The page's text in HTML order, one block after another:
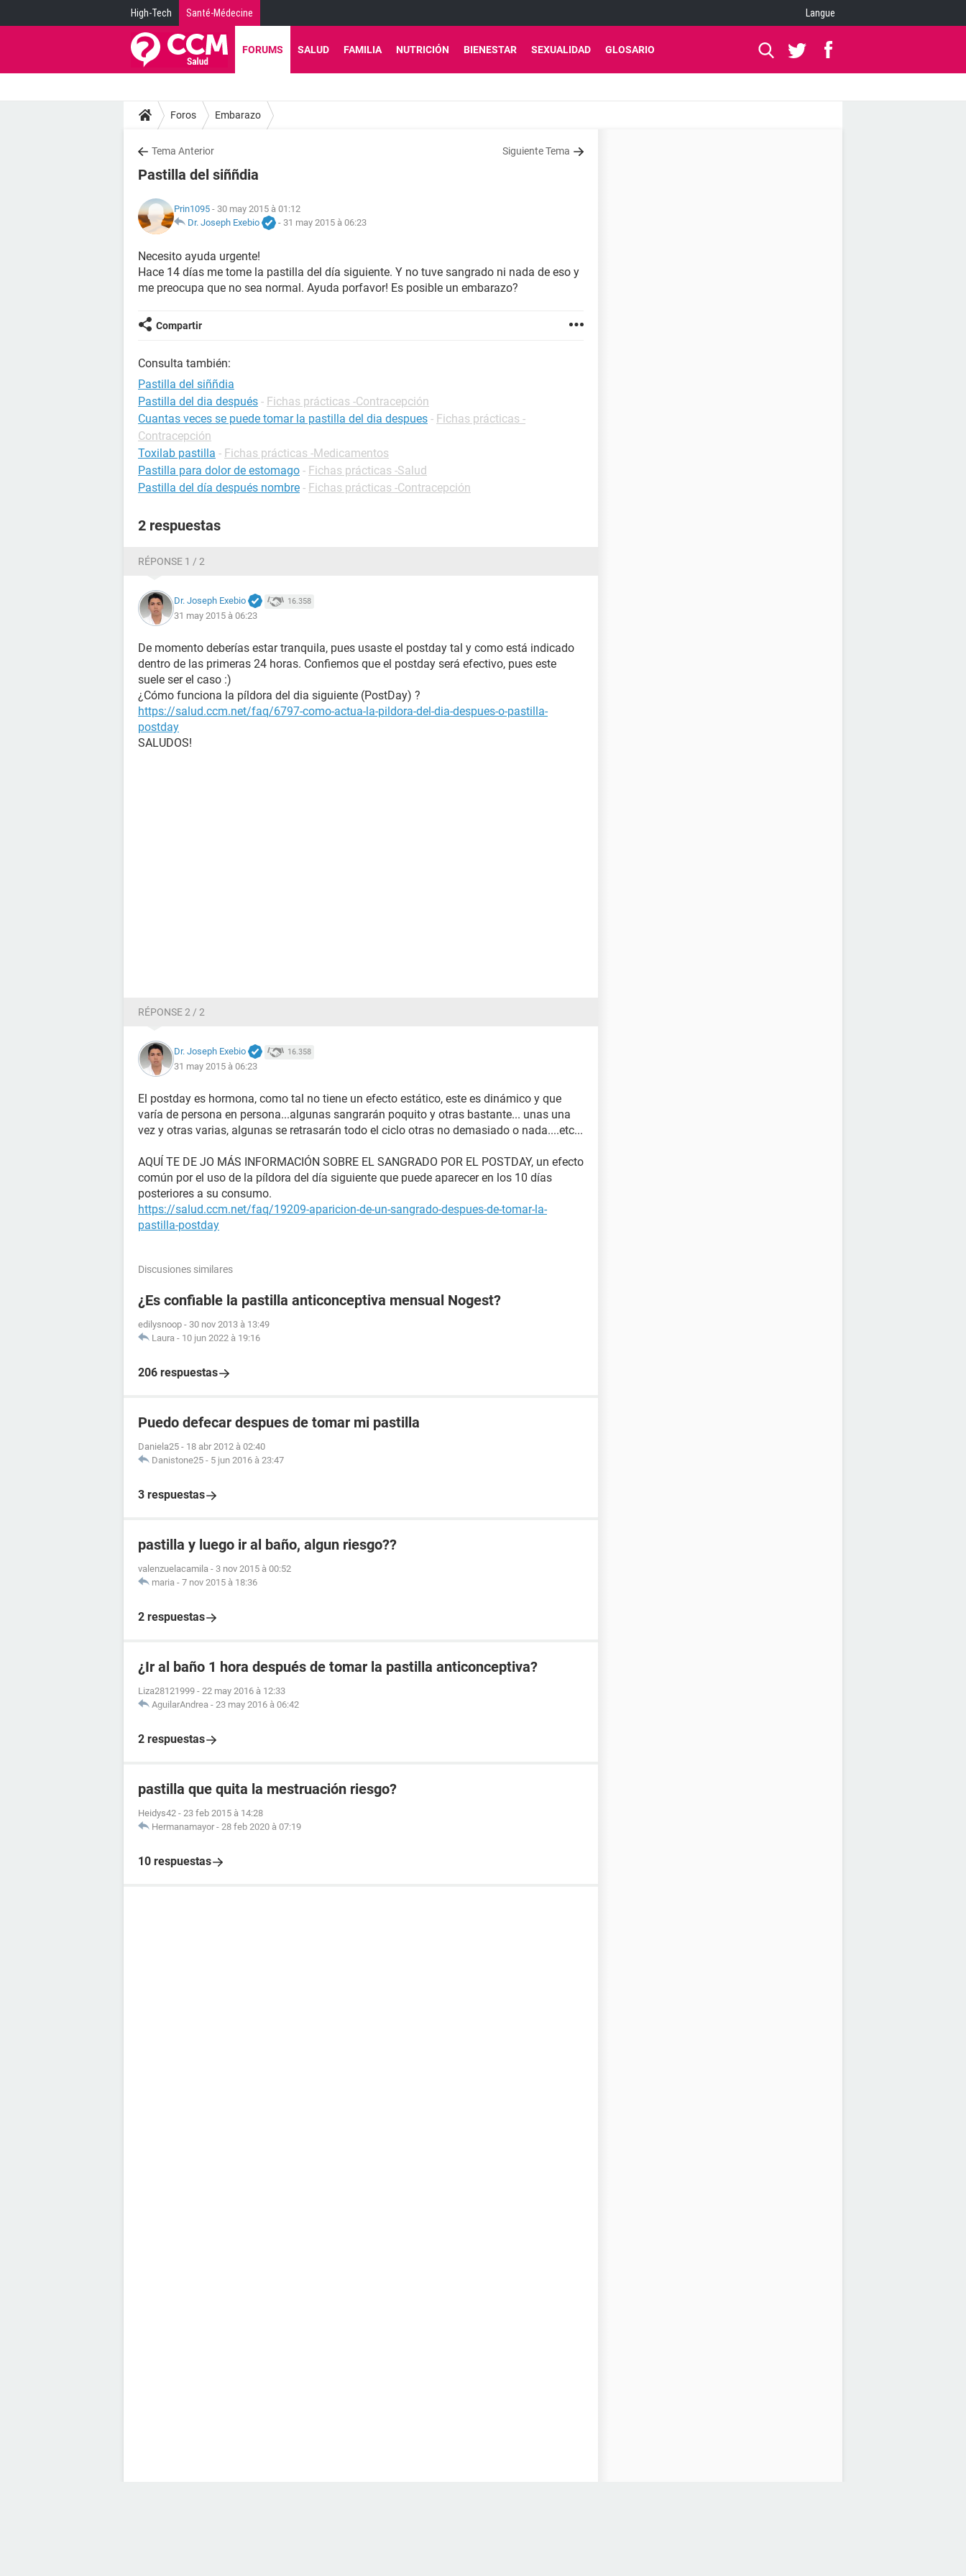
High-Tech Santé-Médecine Langue
FORUMS SALUD FAMILIA NUTRICIÓN BIENESTAR SEXUALIDAD GLOSARIO
Foros Embarazo
Tema Anterior Siguiente Tema
Pastilla del siññdia
Prin1095 - 30 may 2015 à 01:12
Dr. Joseph Exebio
- 31 may 2015 à 06:23
Necesito ayuda urgente!
Hace 14 días me tome la pastilla del día siguiente. Y no tuve sangrado ni nada de eso y
me preocupa que no sea normal. Ayuda porfavor! Es posible un embarazo?
Compartir
Consulta también:
Pastilla del siññdia
Pastilla del dia después - Fichas prácticas -Contracepción
Cuantas veces se puede tomar la pastilla del dia despues - Fichas prácticas -
Contracepción
Toxilab pastilla - Fichas prácticas -Medicamentos
Pastilla para dolor de estomago - Fichas prácticas -Salud
Pastilla del día después nombre - Fichas prácticas -Contracepción
2 respuestas
RÉPONSE 1 / 2
Dr. Joseph Exebio 16.358
31 may 2015 à 06:23
De momento deberías estar tranquila, pues usaste el postday tal y como está indicado
dentro de las primeras 24 horas. Confiemos que el postday será efectivo, pues este
suele ser el caso :)
¿Cómo funciona la píldora del dia siguiente (PostDay) ?
https://salud.ccm.net/faq/6797-como-actua-la-pildora-del-dia-despues-o-pastilla-
postday
SALUDOS!
RÉPONSE 2 / 2
Dr. Joseph Exebio 16.358
31 may 2015 à 06:23
El postday es hormona, como tal no tiene un efecto estático, este es dinámico y que
varía de persona en persona...algunas sangrarán poquito y otras bastante... unas una
vez y otras varias, algunas se retrasarán todo el ciclo otras no demasiado o nada....etc...
AQUÍ TE DE JO MÁS INFORMACIÓN SOBRE EL SANGRADO POR EL POSTDAY, un efecto
común por el uso de la píldora del día siguiente que puede aparecer en los 10 días
posteriores a su consumo.
https://salud.ccm.net/faq/19209-aparicion-de-un-sangrado-despues-de-tomar-la-
pastilla-postday
Discusiones similares
¿Es confiable la pastilla anticonceptiva mensual Nogest?
edilysnoop - 30 nov 2013 à 13:49
Laura - 10 jun 2022 à 19:16
206 respuestas
Puedo defecar despues de tomar mi pastilla
Daniela25 - 18 abr 2012 à 02:40
Danistone25 - 5 jun 2016 à 23:47
3 respuestas
pastilla y luego ir al baño, algun riesgo??
valenzuelacamila - 3 nov 2015 à 00:52
maria - 7 nov 2015 à 18:36
2 respuestas
¿Ir al baño 1 hora después de tomar la pastilla anticonceptiva?
Liza28121999 - 22 may 2016 à 12:33
AguilarAndrea - 23 may 2016 à 06:42
2 respuestas
pastilla que quita la mestruación riesgo?
Heidys42 - 23 feb 2015 à 14:28
Hermanamayor - 28 feb 2020 à 07:19
10 respuestas